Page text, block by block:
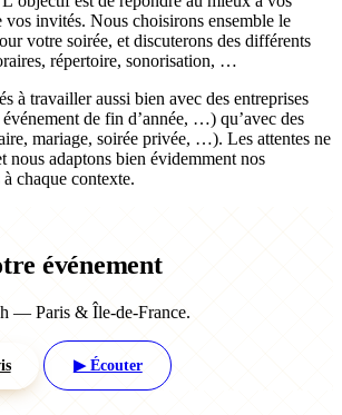
vos invités. Nous choisirons ensemble le
votre soirée, et discuterons des différents
répertoire, sonorisation, …
à travailler aussi bien avec des entreprises
de fin d’année, …) qu’avec des
mariage, soirée privée, …). Les attentes ne
nous adaptons bien évidemment nos
chaque contexte.
événement
— Paris & Île-de-France.
▶ Écouter